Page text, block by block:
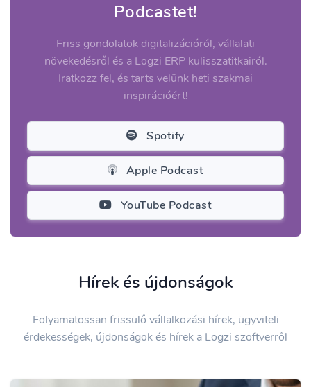
Podcastet!
Friss gondolatok digitalizációról, vállalati
növekedésről és a Logzi ERP kulisszatitkairól.
Iratkozz fel, és tarts velünk heti szakmai
inspirációért!
Spotify
Apple Podcast
YouTube Podcast
Hírek és újdonságok
Folyamatossan frissülő vállalkozási hírek, ügyviteli
érdekességek, újdonságok és hírek a Logzi szoftverről